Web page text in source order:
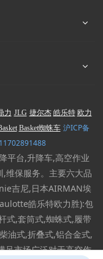
力 JLG 捷尔杰 皓乐特 欧力
Basket蜘蛛车 沪ICP备
平台,升降车,高空作业
维保服务。主要六大品
吉尼,日本AIRMAN埃
皓乐特欧力胜):包
式,套筒式,蜘蛛式,履带
油式,折叠式,铝合金式,
足市场广泛对于高空作